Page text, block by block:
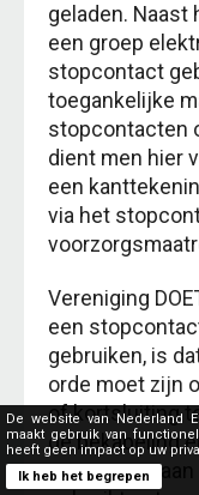
geladen. Naast
een groep
stopcontact
toegankelijke
stopcontacten
dient men hier
een
via het
Vereniging
een
gebruiken, is
orde moet zijn
of kortsluiting
de bekabeling
vermogens aan
De website van Nederland
maakt gebruik van
heeft geen impact op uw
Ik heb het begrepen